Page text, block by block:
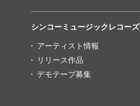
シンコーミュージックレコーズ
アーティスト情報
リリース作品
デモテープ募集